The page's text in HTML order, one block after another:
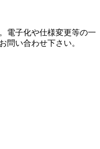
電子化や仕様変更等の一
問い合わせ下さい。